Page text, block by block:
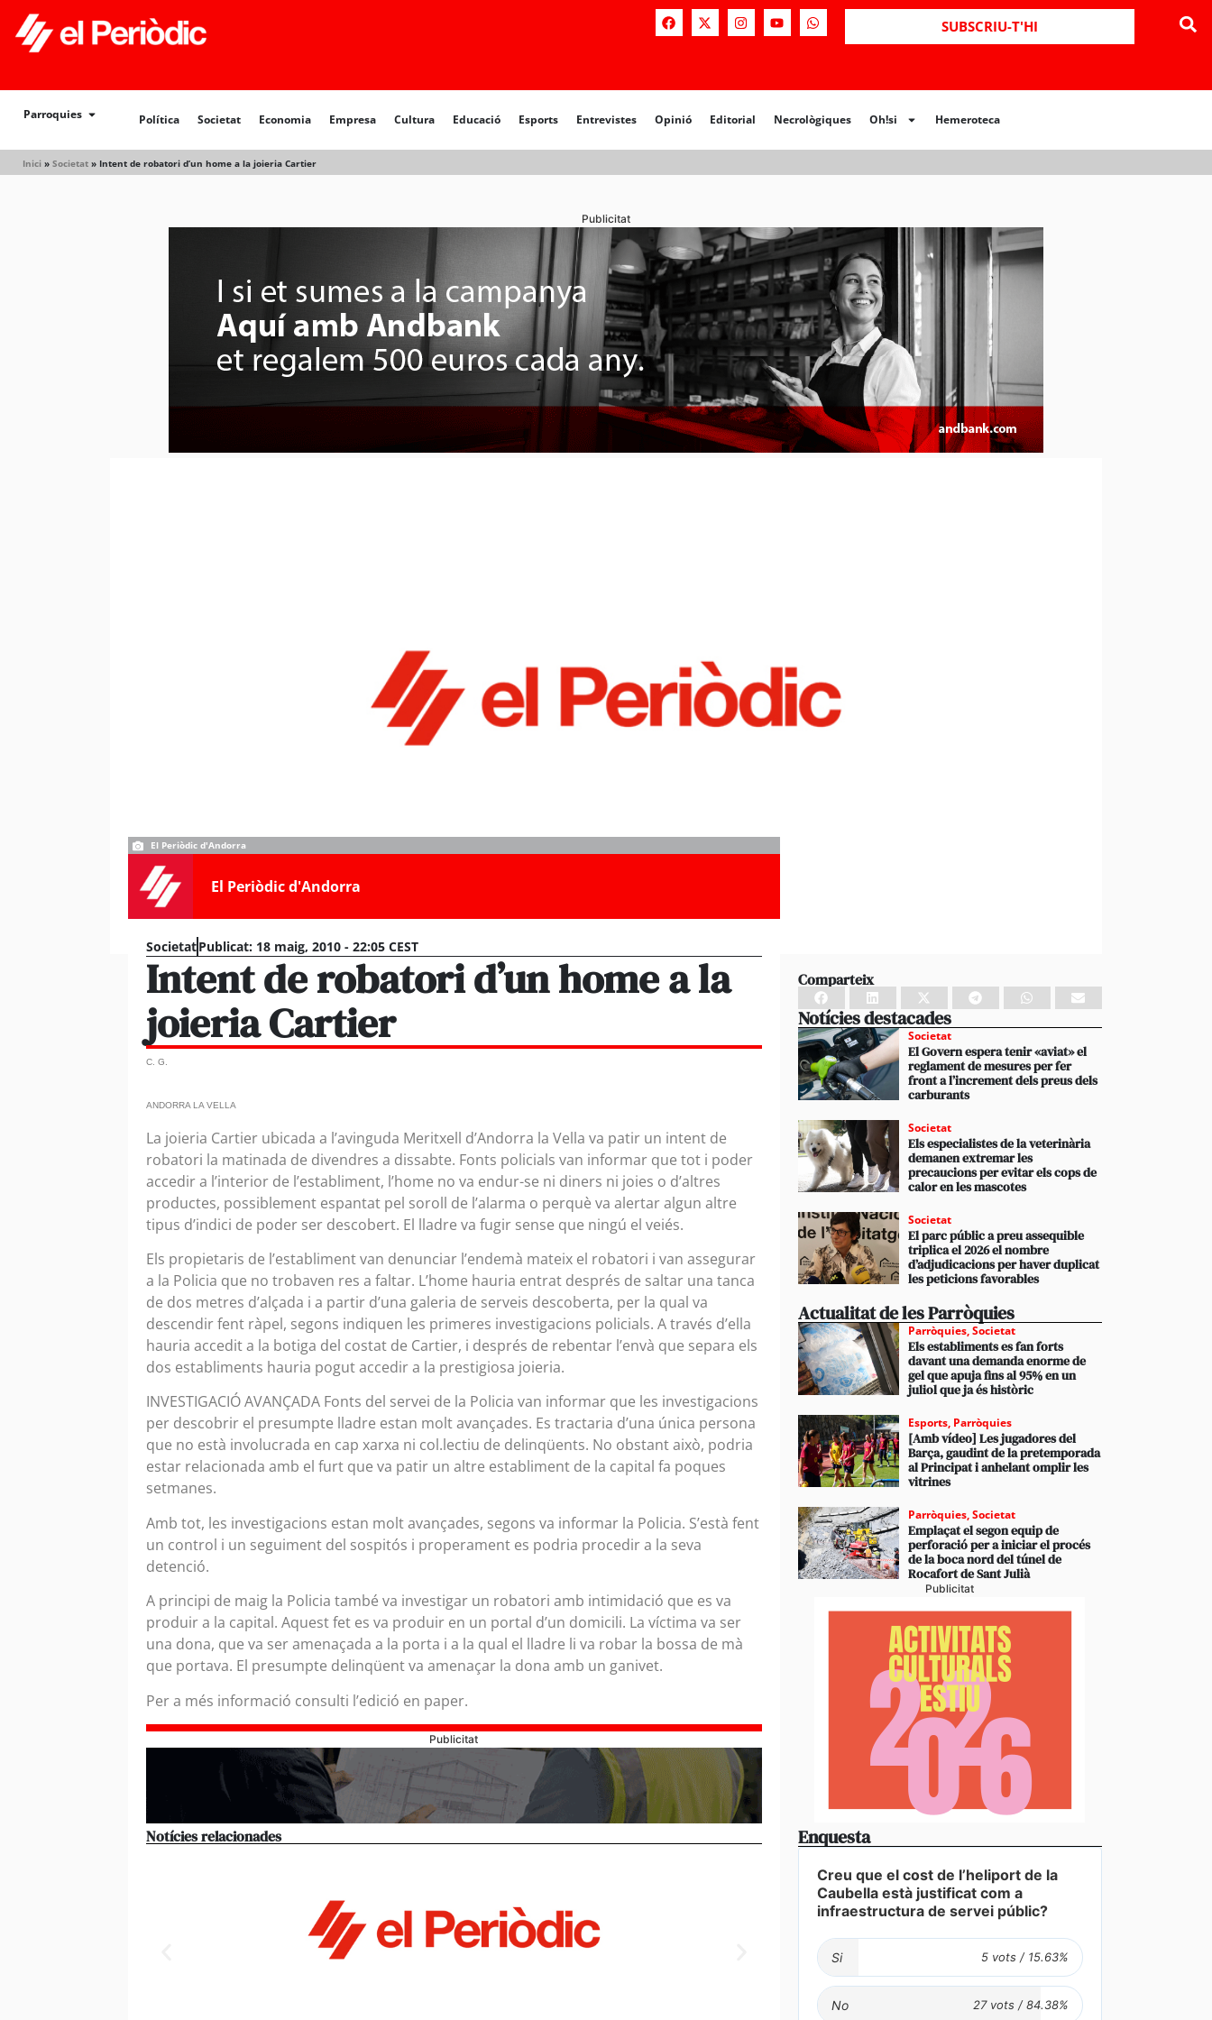
SUBSCRIU-T'HI
Parroquies Política Societat Economia Empresa Cultura Educació Esports Entrevistes Opinió Editorial Necrològiques Oh!si Hemeroteca
Inici » Societat » Intent de robatori d’un home a la joieria Cartier
Política Societat Opinió Editorial Necrològiques Hemeroteca
Publicitat
El Periòdic d'Andorra
El Periòdic d'Andorra
SocietatPublicat: 18 maig, 2010 - 22:05 CEST
Intent de robatori d’un home a la
joieria Cartier
C. G.
ANDORRA LA VELLA
La joieria Cartier ubicada a l’avinguda Meritxell d’Andorra la Vella va patir un intent de
robatori la matinada de divendres a dissabte. Fonts policials van informar que tot i poder
accedir a l’interior de l’establiment, l’home no va endur-se ni diners ni joies o d’altres
productes, possiblement espantat pel soroll de l’alarma o perquè va alertar algun altre
tipus d’indici de poder ser descobert. El lladre va fugir sense que ningú el veiés.
Els propietaris de l’establiment van denunciar l’endemà mateix el robatori i van assegurar
a la Policia que no trobaven res a faltar. L’home hauria entrat després de saltar una tanca
de dos metres d’alçada i a partir d’una galeria de serveis descoberta, per la qual va
descendir fent ràpel, segons indiquen les primeres investigacions policials. A través d’ella
hauria accedit a la botiga del costat de Cartier, i després de rebentar l’envà que separa els
dos establiments hauria pogut accedir a la prestigiosa joieria.
INVESTIGACIÓ AVANÇADA Fonts del servei de la Policia van informar que les investigacions
per descobrir el presumpte lladre estan molt avançades. Es tractaria d’una única persona
que no està involucrada en cap xarxa ni col.lectiu de delinqüents. No obstant això, podria
estar relacionada amb el furt que va patir un altre establiment de la capital fa poques
setmanes.
Amb tot, les investigacions estan molt avançades, segons va informar la Policia. S’està fent
un control i un seguiment del sospitós i properament es podria procedir a la seva
detenció.
A principi de maig la Policia també va investigar un robatori amb intimidació que es va
produir a la capital. Aquest fet es va produir en un portal d’un domicili. La víctima va ser
una dona, que va ser amenaçada a la porta i a la qual el lladre li va robar la bossa de mà
que portava. El presumpte delinqüent va amenaçar la dona amb un ganivet.
Per a més informació consulti l’edició en paper.
Publicitat
Notícies relacionades
Comparteix
Notícies destacades
Societat
El Govern espera tenir «aviat» el
reglament de mesures per fer
front a l’increment dels preus dels
carburants
Societat
Els especialistes de la veterinària
demanen extremar les
precaucions per evitar els cops de
calor en les mascotes
Societat
El parc públic a preu assequible
triplica el 2026 el nombre
d’adjudicacions per haver duplicat
les peticions favorables
Actualitat de les Parròquies
Parròquies,Societat
Els establiments es fan forts
davant una demanda enorme de
gel que apuja fins al 95% en un
juliol que ja és històric
Esports, Parròquies
[Amb vídeo] Les jugadores del
Barça, gaudint de la pretemporada
al Principat i anhelant omplir les
vitrines
Parròquies,Societat
Emplaçat el segon equip de
perforació per a iniciar el procés
de la boca nord del túnel de
Rocafort de Sant Julià
Publicitat
Enquesta
Creu que el cost de l’heliport de la
Caubella està justificat com a
infraestructura de servei públic?
Si
No